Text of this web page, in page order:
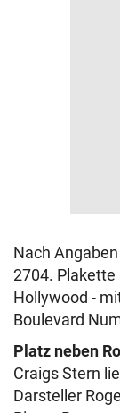
Nach
2704. Plakette
Hollywood -
Boulevard
Platz neben
Craigs Stern
Darsteller